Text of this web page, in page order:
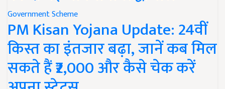
Government Scheme
PM Kisan Yojana Update: 24वीं
किस्त का इंतजार बढ़ा, जानें कब मिल
सकते हैं ₹2,000 और कैसे चेक करें